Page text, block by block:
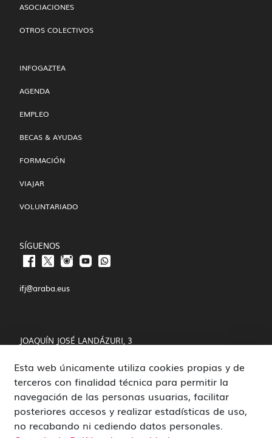
ASOCIACIONES
OTROS COLECTIVOS
INFOGAZTEA
AGENDA
EMPLEO
BECAS & AYUDAS
FORMACIÓN
VIAJAR
VOLUNTARIADO
SÍGUENOS
ifj@araba.eus
JOAQUÍN JOSÉ LANDÁZURI, 3
01008 VITORIA-GASTEIZ
POLÍTICA DE COOKIES Y PRIVACIDAD
CANAL DE DENUNCIAS
Esta web únicamente utiliza cookies propias y de
terceros con finalidad técnica para permitir la
navegación de las personas usuarias, facilitar
posteriores accesos y realizar estadísticas de uso,
no recabando ni cediendo datos personales.